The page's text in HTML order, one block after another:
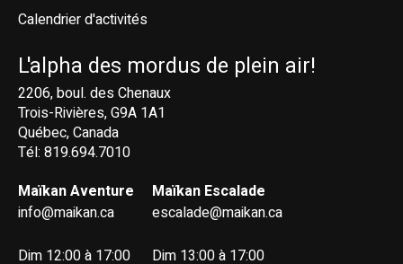
Calendrier d'activités
L'alpha des mordus de plein air!
2206, boul. des Chenaux
Trois-Rivières, G9A 1A1
Québec, Canada
Tél: 819.694.7010
Maïkan Aventure
info@maikan.ca
Dim 12:00 à 17:00
Maïkan Escalade
escalade@maikan.ca
Dim 13:00 à 17:00